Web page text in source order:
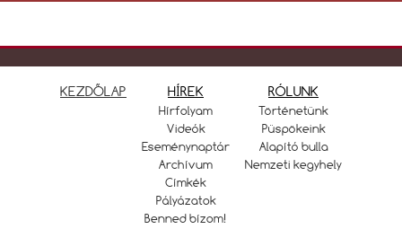
KEZDŐLAP HÍREK
Hírfolyam
Videók
Eseménynaptár
Archívum
Címkék
Pályázatok
Benned bízom!
RÓLUNK
Történetünk
Püspökeink
Alapító bulla
Nemzeti kegyhely